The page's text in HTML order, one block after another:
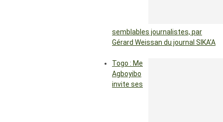
semblables journalistes, par
Gérard Weissan du journal SIKA’A
Togo : Me
Agboyibo
invite ses